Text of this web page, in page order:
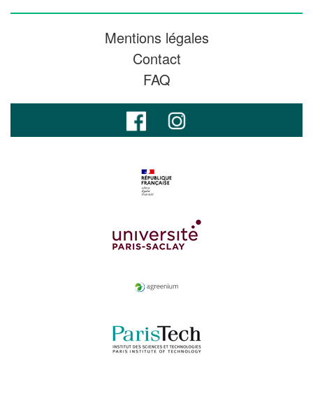
Mentions légales
Contact
FAQ